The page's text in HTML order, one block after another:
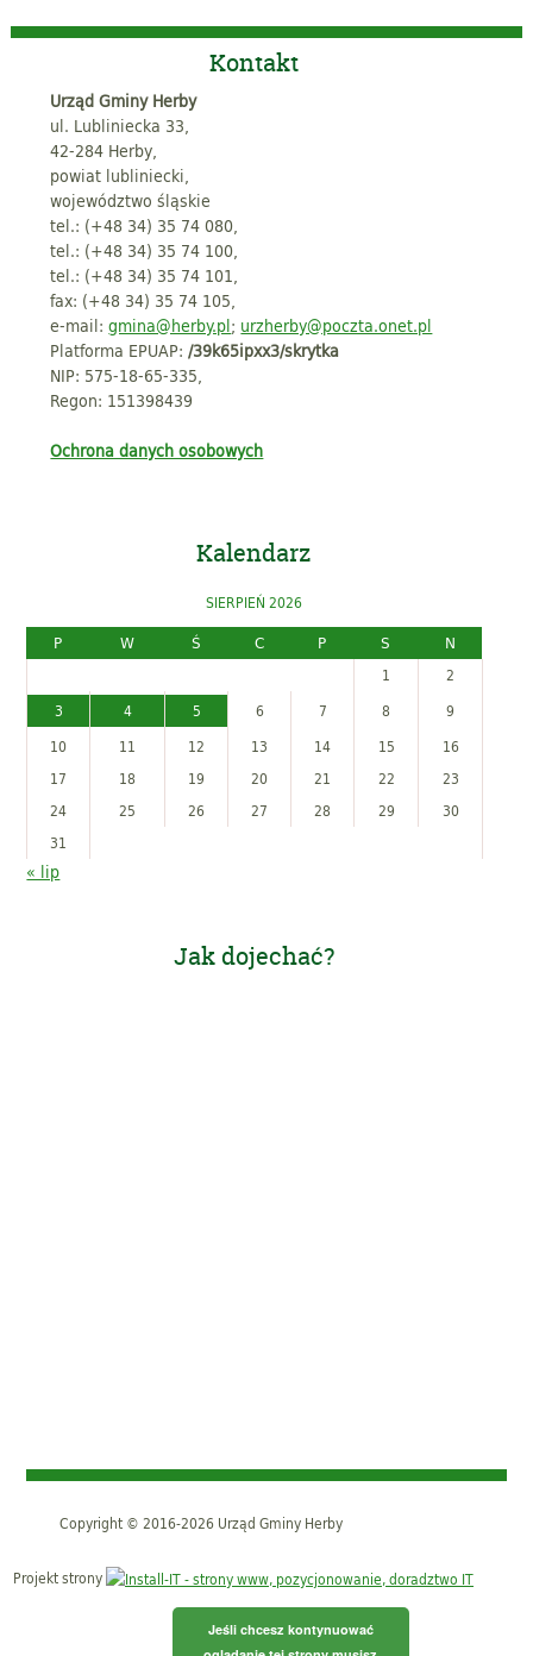
Kontakt
Urząd Gminy Herby
ul. Lubliniecka 33,
42-284 Herby,
powiat lubliniecki,
województwo śląskie
tel.: (+48 34) 35 74 080,
tel.: (+48 34) 35 74 100,
tel.: (+48 34) 35 74 101,
fax: (+48 34) 35 74 105,
e-mail:gmina@herby.pl; urzherby@poczta.onet.pl
Platforma EPUAP:/39k65ipxx3/skrytka
NIP: 575-18-65-335,
Regon: 151398439
Ochrona danych osobowych
Kalendarz
SIERPIEŃ 2026
P
W Ś C P S
N
1
2
3
4 5 6 7 8
9
10
11 12 13 14 15
16
17
18 19 20 21 22
23
24
25 26 27 28 29
30
31
« lip
Jak dojechać?
Copyright © 2016-2026 Urząd Gminy Herby
Projekt strony
Jeśli chcesz kontynuować